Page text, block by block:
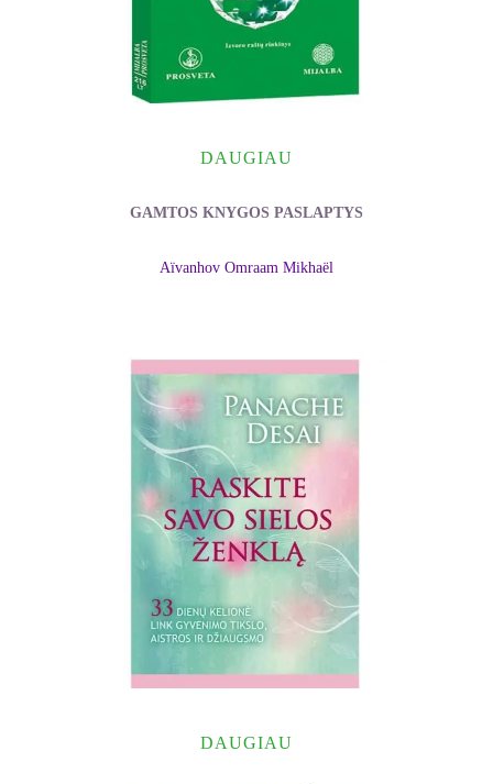
DAUGIAU
GAMTOS KNYGOS PASLAPTYS
Aïvanhov Omraam Mikhaël
DAUGIAU